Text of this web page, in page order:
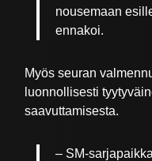
nousemaan
ennakoi.
Myös seuran
luonnollisesti
saavuttamisesta.
– SM-